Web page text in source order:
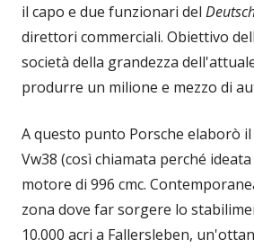
il capo e due funzionari del
direttori commerciali. Obiettivo
società della grandezza
produrre un milione e mezzo di
A questo punto Porsche elaborò
Vw38 (così chiamata perché
motore di 996 cmc.
zona dove far sorgere lo
10.000 acri a Fallersleben,